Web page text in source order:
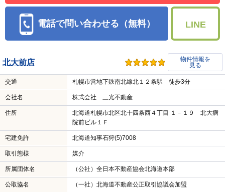
電話で問い合わせる（無料） LINE
北大前店
物件情報を
見る
交通 札幌市営地下鉄南北線北１２条駅 徒歩3分
会社名 株式会社 三光不動産
住所
北海道札幌市北区北十四条西４丁目 １－１９ 北大病
院前ビル１Ｆ
宅建免許 北海道知事石狩(5)7008
取引態様 媒介
所属団体名 （公社）全日本不動産協会北海道本部
公取協名 （一社）北海道不動産公正取引協議会加盟